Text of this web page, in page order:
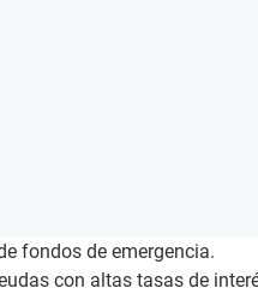
fondos de emergencia.
con altas tasas de